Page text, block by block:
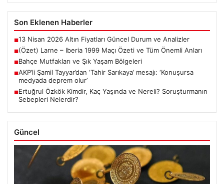
Son Eklenen Haberler
■13 Nisan 2026 Altın Fiyatları Güncel Durum ve Analizler
■(Özet) Larne – Iberia 1999 Maçı Özeti ve Tüm Önemli Anları
■Bahçe Mutfakları ve Şık Yaşam Bölgeleri
■AKP’li Şamil Tayyar’dan ‘Tahir Sarıkaya’ mesajı: ‘Konuşursa
medyada deprem olur’
■Ertuğrul Özkök Kimdir, Kaç Yaşında ve Nereli? Soruşturmanın
Sebepleri Nelerdir?
Güncel